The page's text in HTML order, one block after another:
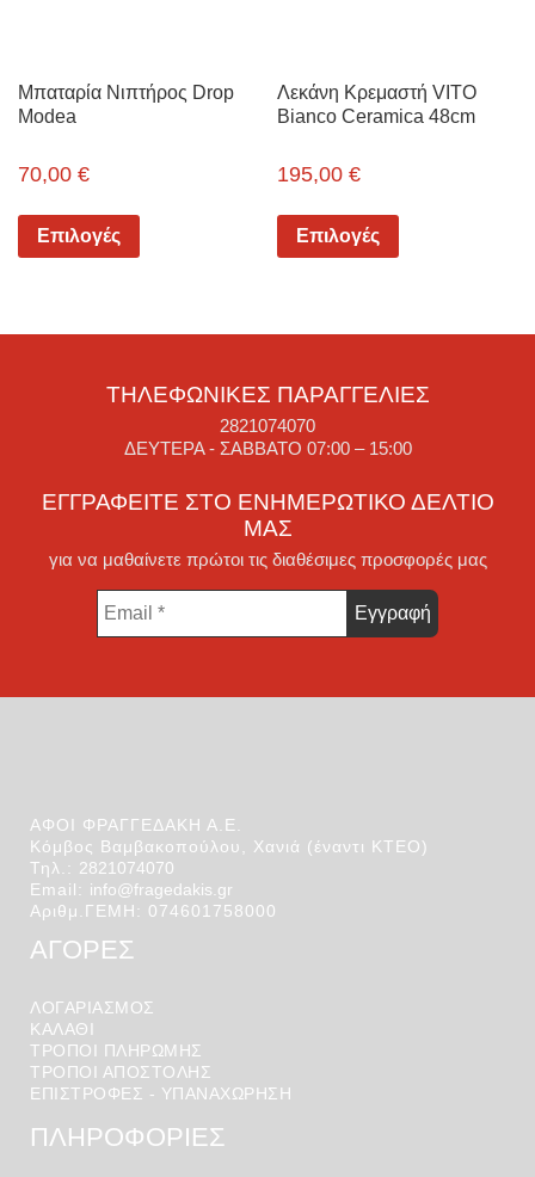
Μπαταρία Νιπτήρος Drop
Modea
70,00 €
Επιλογές
Λεκάνη Κρεμαστή VITO
Bianco Ceramica 48cm
195,00 €
Επιλογές
ΤΗΛΕΦΩΝΙΚΈΣ ΠΑΡΑΓΓΕΛΊΕΣ
2821074070
ΔΕΥΤΈΡΑ - ΣΆΒΒΑΤΟ 07:00 – 15:00
ΕΓΓΡΑΦΕΊΤΕ ΣΤΟ ΕΝΗΜΕΡΩΤΙΚΌ ΔΕΛΤΊΟ
ΜΑΣ
για να μαθαίνετε πρώτοι τις διαθέσιμες προσφορές μας
Email
ΑΦΟΙ ΦΡΑΓΓΕΔΑΚΗ Α.Ε.
Κόμβος Βαμβακοπούλου, Χανιά (έναντι ΚΤΕΟ)
Τηλ.: 2821074070
Email: info@fragedakis.gr
Αριθμ.ΓΕΜΗ: 074601758000
ΑΓΟΡΕΣ
ΛΟΓΑΡΙΑΣΜΌΣ
ΚΑΛΆΘΙ
ΤΡΟΠΟΙ ΠΛΗΡΩΜΗΣ
ΤΡΟΠΟΙ ΑΠΟΣΤΟΛΉΣ
ΕΠΙΣΤΡΟΦΕΣ - ΥΠΑΝΑΧΩΡΗΣΗ
ΠΛΗΡΟΦΟΡΙΕΣ